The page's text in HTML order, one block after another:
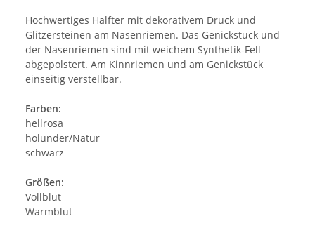
Hochwertiges Halfter mit dekorativem Druck und
Glitzersteinen am Nasenriemen. Das Genickstück und
der Nasenriemen sind mit weichem Synthetik-Fell
abgepolstert. Am Kinnriemen und am Genickstück
einseitig verstellbar.
Farben:
hellrosa
holunder/Natur
schwarz
Größen:
Vollblut
Warmblut